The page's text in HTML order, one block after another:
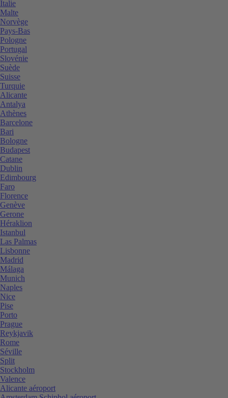
Italie
Malte
Norvège
Pays-Bas
Pologne
Portugal
Slovénie
Suède
Suisse
Turquie
Alicante
Antalya
Athènes
Barcelone
Bari
Bologne
Budapest
Catane
Dublin
Edimbourg
Faro
Florence
Genève
Gerone
Héraklion
Istanbul
Las Palmas
Lisbonne
Madrid
Málaga
Munich
Naples
Nice
Pise
Porto
Prague
Reykjavik
Rome
Séville
Split
Stockholm
Valence
Alicante aéroport